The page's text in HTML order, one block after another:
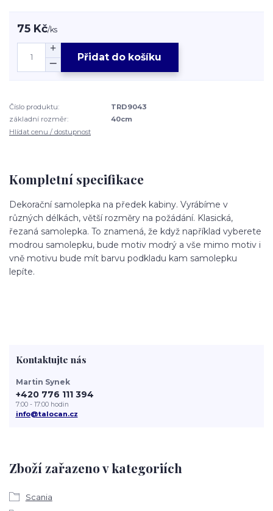
75 Kč/ks
Přidat do košíku
Číslo produktu:
TRD9043
základní rozměr:
40cm
Hlídat cenu / dostupnost
Kompletní specifikace
Dekorační samolepka na předek kabiny. Vyrábíme v
různých délkách, větší rozměry na požádání. Klasická,
řezaná samolepka. To znamená, že když například vyberete
modrou samolepku, bude motiv modrý a vše mimo motiv i
vně motivu bude mít barvu podkladu kam samolepku
lepíte.
Zboží zařazeno v kategoriích
Scania
Kontaktujte nás
Martin Synek
+420 776 111 394
7:00 - 17:00 hodin
info@talocan.cz